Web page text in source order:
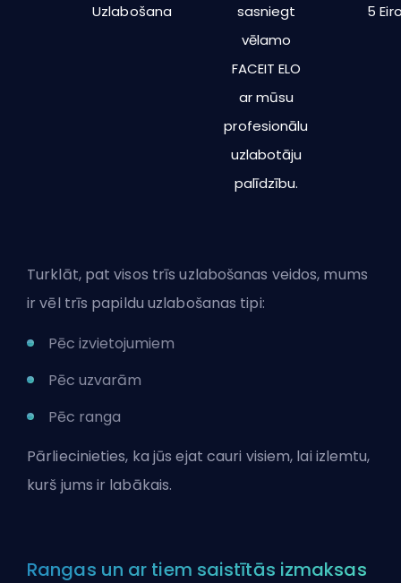
Uzlabošana
sasniegt
vēlamo
FACEIT ELO
ar mūsu
profesionālu
uzlabotāju
palīdzību.
5
Turklāt, pat visos trīs uzlabošanas veidos, mums
ir vēl trīs papildu uzlabošanas tipi:
Pēc izvietojumiem
Pēc uzvarām
Pēc ranga
Pārliecinieties, ka jūs ejat cauri visiem, lai izlemtu,
kurš jums ir labākais.
Rangas un ar tiem saistītās izmaksas